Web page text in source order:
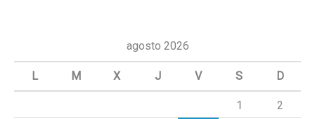
a
agosto 2026
L M X J V S D
1 2